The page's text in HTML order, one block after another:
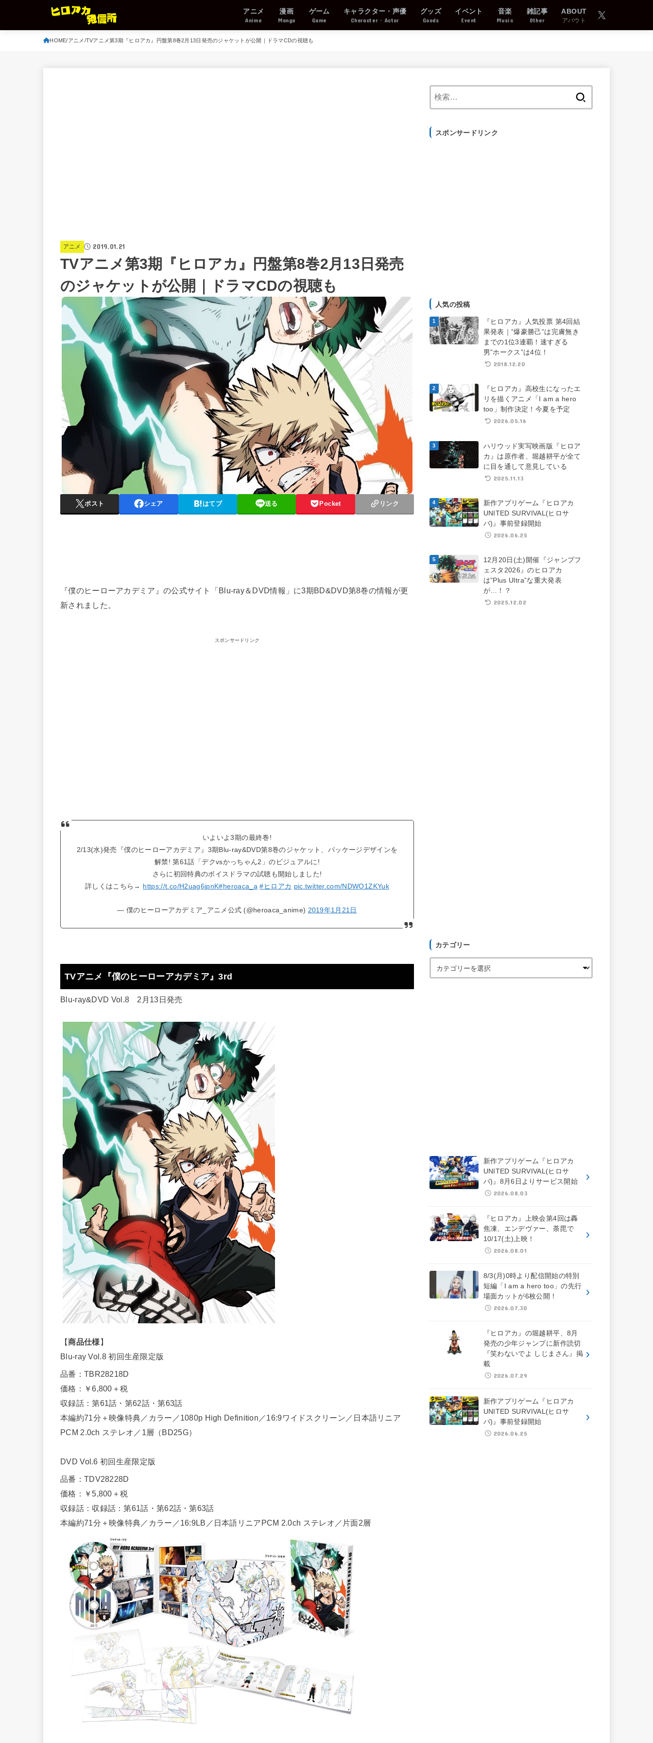
アニメ
Anime
漫画
Manga
ゲーム
Game
キャラクター・声優
Character・Actor
グッズ
Goods
イベント
Event
音楽
Music
雑記事
Other
ABOUT
アバウト
HOME アニメ TVアニメ第3期『ヒロアカ』円盤第8巻2月13日発売のジャケットが公開｜ドラマCDの視聴も
アニメ 2019.01.21
TVアニメ第3期『ヒロアカ』円盤第8巻2月13日発売
のジャケットが公開｜ドラマCDの視聴も
ポスト シェア はてブ 送る Pocket リンク
『僕のヒーローアカデミア』の公式サイト「Blu-ray＆DVD情報」に3期BD&DVD第8巻の情報が更
新されました。
スポンサードリンク
いよいよ3期の最終巻!
2/13(水)発売『僕のヒーローアカデミア』3期Blu-ray&DVD第8巻のジャケット、パッケージデザインを
解禁! 第61話「デクvsかっちゃん2」のビジュアルに!
さらに初回特典のボイスドラマの試聴も開始しました!
詳しくはこちら→ https://t.co/H2uag6jpnK#heroaca_a #ヒロアカ pic.twitter.com/NDWO1ZKYuk
— 僕のヒーローアカデミア_アニメ公式 (@heroaca_anime) 2019年1月21日
TVアニメ『僕のヒーローアカデミア』3rd
Blu-ray&DVD Vol.8 2月13日発売
【商品仕様 】
Blu-ray Vol.8 初回生産限定版
品番：TBR28218D
価格：￥6,800＋税
収録話：第61話・第62話・第63話
本編約71分＋映像特典／カラー／1080p High Definition／16:9ワイドスクリーン／日本語リニア
PCM 2.0ch ステレオ／1層（BD25G）
DVD Vol.6 初回生産限定版
品番：TDV28228D
価格：￥5,800＋税
収録話：収録話：第61話・第62話・第63話
本編約71分＋映像特典／カラー／16:9LB／日本語リニアPCM 2.0ch ステレオ／片面2層
スポンサードリンク
人気の投稿
『ヒロアカ』人気投票 第4回結
果発表｜”爆豪勝己”は完膚無き
までの1位3連覇！速すぎる
男”ホークス”は4位！
2018.12.20
『ヒロアカ』高校生になったエ
リを描くアニメ「I am a hero
too」制作決定！今夏を予定
2026.05.16
ハリウッド実写映画版『ヒロア
カ』は原作者、堀越耕平が全て
に目を通して意見している
2025.11.13
新作アプリゲーム『ヒロアカ
UNITED SURVIVAL(ヒロサ
バ)』事前登録開始
2026.06.25
12月20日(土)開催『ジャンプフ
ェスタ2026』のヒロアカ
は”Plus Ultra”な重大発表
が…！？
2025.12.02
カテゴリー
新作アプリゲーム『ヒロアカ
UNITED SURVIVAL(ヒロサ
バ)』8月6日よりサービス開始
2026.08.03
『ヒロアカ』上映会第4回は轟
焦凍、エンデヴァー、荼毘で
10/17(土)上映！
2026.08.01
8/3(月)0時より配信開始の特別
短編「I am a hero too」の先行
場面カットが6枚公開！
2026.07.30
『ヒロアカ』の堀越耕平、8月
発売の少年ジャンプに新作読切
『笑わないでよ しじまさん』掲
載
2026.07.29
新作アプリゲーム『ヒロアカ
UNITED SURVIVAL(ヒロサ
バ)』事前登録開始
2026.06.25